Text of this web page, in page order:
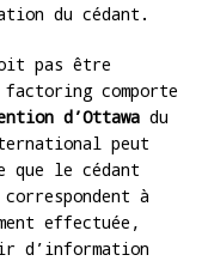
du cédant.
pas être
comporte
d’Ottawa du
peut
que le cédant
à
effectuée,
d’information